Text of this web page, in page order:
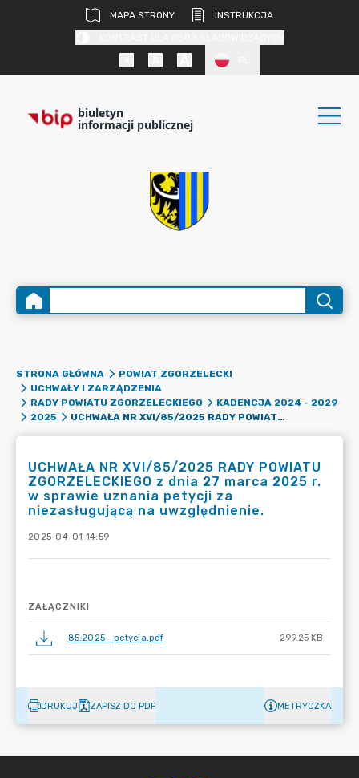
MAPA STRONY
INSTRUKCJA
biuletyn
informacji publicznej
STRONA GŁÓWNA
POWIAT ZGORZELECKI
UCHWAŁY I ZARZĄDZENIA
RADY POWIATU ZGORZELECKIEGO
KADENCJA 2024 - 2029
2025
UCHWAŁA NR XVI/85/2025 RADY POWIATU ZGORZELECKIEGO Z DNIA 27 MARCA 2025 R. W SPRAWIE UZNANIA PETYCJI ZA NIEZASŁUGUJĄCĄ NA UWZGLĘDNIENIE.
UCHWAŁA NR XVI/85/2025 RADY POWIATU
ZGORZELECKIEGO z dnia 27 marca 2025 r.
w sprawie uznania petycji za
niezasługującą na uwzględnienie.
2025-04-01 14:59
ZAŁĄCZNIKI
85.2025 - petycja.pdf 299.25 KB
DRUKUJ ZAPISZ DO PDF METRYCZKA